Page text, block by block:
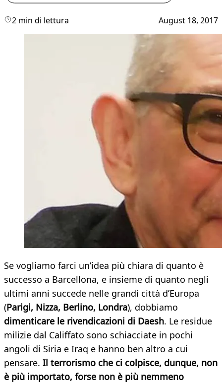
2 min di lettura August 18, 2017
Se vogliamo farci un’idea più chiara di quanto è
successo a Barcellona, e insieme di quanto negli
ultimi anni succede nelle grandi città d’Europa
(Parigi, Nizza, Berlino, Londra), dobbiamo
dimenticare le rivendicazioni di Daesh. Le residue
milizie dal Califfato sono schiacciate in pochi
angoli di Siria e Iraq e hanno ben altro a cui
pensare. Il terrorismo che ci colpisce, dunque, non
è più importato, forse non è più nemmeno